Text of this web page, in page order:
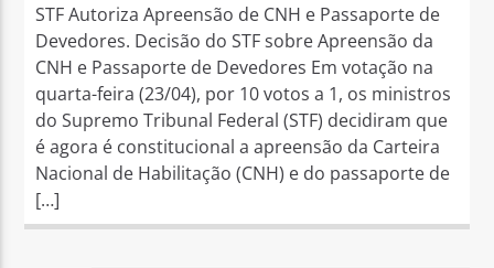
STF Autoriza Apreensão de CNH e Passaporte de
Devedores. Decisão do STF sobre Apreensão da
CNH e Passaporte de Devedores Em votação na
quarta-feira (23/04), por 10 votos a 1, os ministros
do Supremo Tribunal Federal (STF) decidiram que
é agora é constitucional a apreensão da Carteira
Nacional de Habilitação (CNH) e do passaporte de
[…]